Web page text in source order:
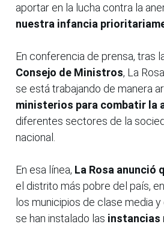
aportar en la lucha contra la
nuestra infancia
En conferencia de prensa, tras
Consejo de Ministros, La
se está trabajando de manera
ministerios para combatir la
diferentes sectores de la
nacional.
En esa línea, La Rosa anunció
el distrito más pobre del país,
los municipios de clase media
se han instalado las